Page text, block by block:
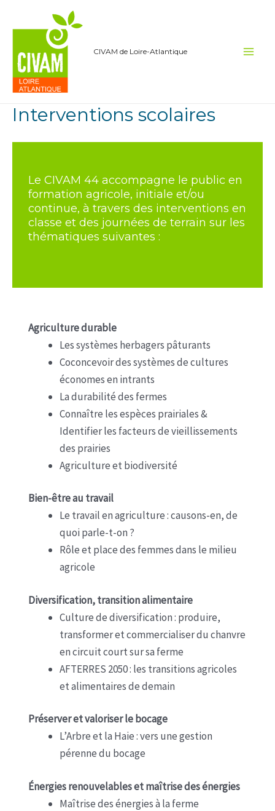
CIVAM de Loire-Atlantique
Interventions scolaires
Le CIVAM 44 accompagne le public en
formation agricole, initiale et/ou
continue, à travers des interventions en
classe et des journées de terrain sur les
thématiques suivantes :
Agriculture durable
Les systèmes herbagers pâturants
Coconcevoir des systèmes de cultures
économes en intrants
La durabilité des fermes
Connaître les espèces prairiales &
Identifier les facteurs de vieillissements
des prairies
Agriculture et biodiversité
Bien-être au travail
Le travail en agriculture : causons-en, de
quoi parle-t-on ?
Rôle et place des femmes dans le milieu
agricole
Diversification, transition alimentaire
Culture de diversification : produire,
transformer et commercialiser du chanvre
en circuit court sur sa ferme
AFTERRES 2050 : les transitions agricoles
et alimentaires de demain
Préserver et valoriser le bocage
L’Arbre et la Haie : vers une gestion
pérenne du bocage
Énergies renouvelables et maîtrise des énergies
Maîtrise des énergies à la ferme